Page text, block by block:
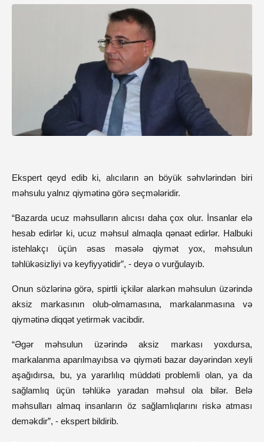
Ekspert qeyd edib ki, alıcıların ən böyük səhvlərindən biri
məhsulu yalnız qiymətinə görə seçmələridir.
“Bazarda ucuz məhsulların alıcısı daha çox olur. İnsanlar elə
hesab edirlər ki, ucuz məhsul almaqla qənaət edirlər. Halbuki
istehlakçı üçün əsas məsələ qiymət yox, məhsulun
təhlükəsizliyi və keyfiyyətidir”, - deyə o vurğulayıb.
Onun sözlərinə görə, spirtli içkilər alarkən məhsulun üzərində
aksiz markasının olub-olmamasına, markalanmasına və
qiymətinə diqqət yetirmək vacibdir.
“Əgər məhsulun üzərində aksiz markası yoxdursa,
markalanma aparılmayıbsa və qiyməti bazar dəyərindən xeyli
aşağıdırsa, bu, ya yararlılıq müddəti problemli olan, ya da
sağlamlıq üçün təhlükə yaradan məhsul ola bilər. Belə
məhsulları almaq insanların öz sağlamlıqlarını riskə atması
deməkdir”, - ekspert bildirib.